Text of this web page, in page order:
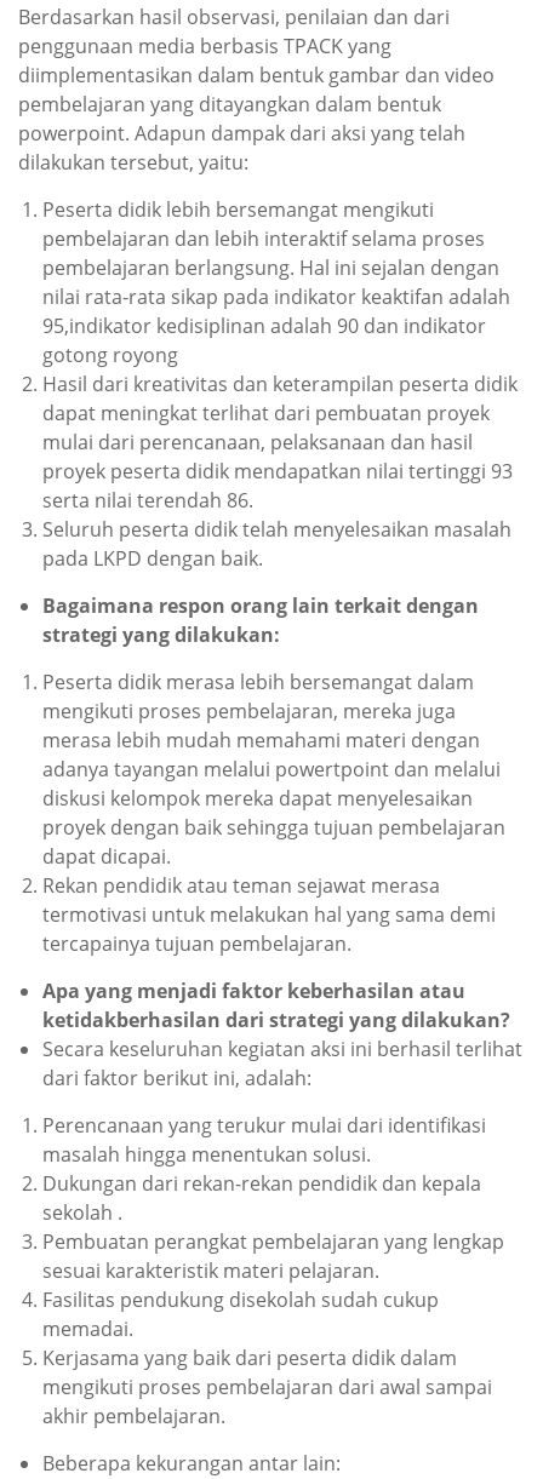
Berdasarkan hasil observasi, penilaian dan dari
penggunaan media berbasis TPACK yang
diimplementasikan dalam bentuk gambar dan video
pembelajaran yang ditayangkan dalam bentuk
powerpoint. Adapun dampak dari aksi yang telah
dilakukan tersebut, yaitu:
Peserta didik lebih bersemangat mengikuti
pembelajaran dan lebih interaktif selama proses
pembelajaran berlangsung. Hal ini sejalan dengan
nilai rata-rata sikap pada indikator keaktifan adalah
95,indikator kedisiplinan adalah 90 dan indikator
gotong royong
Hasil dari kreativitas dan keterampilan peserta didik
dapat meningkat terlihat dari pembuatan proyek
mulai dari perencanaan, pelaksanaan dan hasil
proyek peserta didik mendapatkan nilai tertinggi 93
serta nilai terendah 86.
Seluruh peserta didik telah menyelesaikan masalah
pada LKPD dengan baik.
Bagaimana respon orang lain terkait dengan
strategi yang dilakukan:
Peserta didik merasa lebih bersemangat dalam
mengikuti proses pembelajaran, mereka juga
merasa lebih mudah memahami materi dengan
adanya tayangan melalui powertpoint dan melalui
diskusi kelompok mereka dapat menyelesaikan
proyek dengan baik sehingga tujuan pembelajaran
dapat dicapai.
Rekan pendidik atau teman sejawat merasa
termotivasi untuk melakukan hal yang sama demi
tercapainya tujuan pembelajaran.
Apa yang menjadi faktor keberhasilan atau
ketidakberhasilan dari strategi yang dilakukan?
Secara keseluruhan kegiatan aksi ini berhasil terlihat
dari faktor berikut ini, adalah:
Perencanaan yang terukur mulai dari identifikasi
masalah hingga menentukan solusi.
Dukungan dari rekan-rekan pendidik dan kepala
sekolah .
Pembuatan perangkat pembelajaran yang lengkap
sesuai karakteristik materi pelajaran.
Fasilitas pendukung disekolah sudah cukup
memadai.
Kerjasama yang baik dari peserta didik dalam
mengikuti proses pembelajaran dari awal sampai
akhir pembelajaran.
Beberapa kekurangan antar lain: